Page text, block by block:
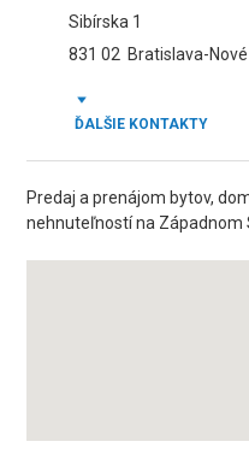
Sibírska 1
831 02 Bratislava-
ĎALŠIE KONTAKTY
Predaj a prenájom bytov,
nehnuteľností na Západnom